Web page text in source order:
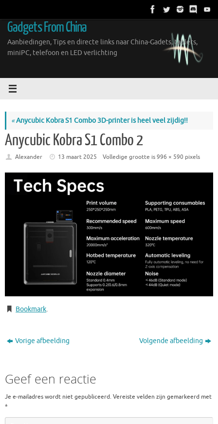
inhoud
Gadgets From China
Aanbiedingen, Tips en directe links naar China-Gadets, tablets,
miniPC, telefoon en LED verlichting
«Anycubic Kobra S1 Combo 3D-printer is heel veel zijdig!!
Anycubic Kobra S1 Combo 2
Alexander 13 maart 2025 Volledige grootte is996 × 590 pixels
Bookmark.
Vorige afbeelding Volgende afbeelding
Geef een reactie
Je e-mailadres wordt niet gepubliceerd. Vereiste velden zijn gemarkeerd met
*